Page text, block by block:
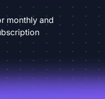
monthly and